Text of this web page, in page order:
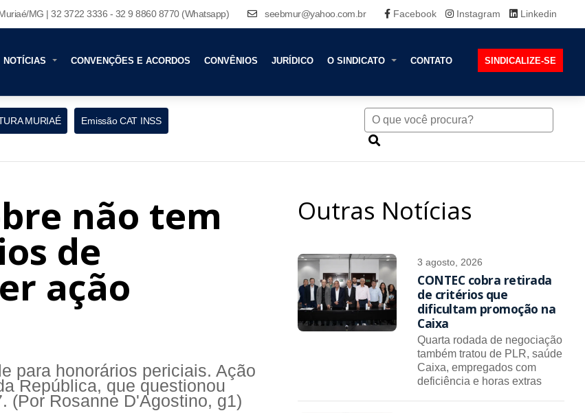
MG | 32 3722 3336 - 32 9 8860 8770 (Whatsapp) seebmur@yahoo.com.br Facebook Instagram Linkedin
NOTÍCIAS CONVENÇÕES E ACORDOS CONVÊNIOS JURÍDICO O SINDICATO CONTATO SINDICALIZE-SE
MURIAÉ Emissão CAT INSS
não tem
de
ação
para honorários periciais. Ação
República, que questionou
(Por Rosanne D'Agostino, g1)
Outras Notícias
3 agosto, 2026
CONTEC cobra retirada
de critérios que
dificultam promoção na
Caixa
Quarta rodada de negociação
também tratou de PLR, saúde
Caixa, empregados com
deficiência e horas extras